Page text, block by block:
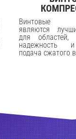
Винтовые
являются
для областей,
надежность
подача сжатого